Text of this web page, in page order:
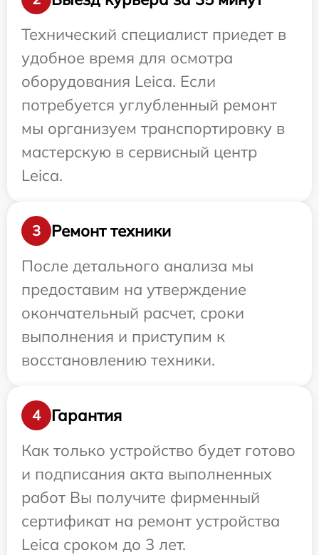
Технический специалист приедет в
удобное время для осмотра
оборудования Leica. Если
потребуется углубленный ремонт
мы организуем транспортировку в
мастерскую в сервисный центр
Leica.
3
Ремонт техники
После детального анализа мы
предоставим на утверждение
окончательный расчет, сроки
выполнения и приступим к
восстановлению техники.
4
Гарантия
Как только устройство будет готово
и подписания акта выполненных
работ Вы получите фирменный
сертификат на ремонт устройства
Leica сроком до 3 лет.